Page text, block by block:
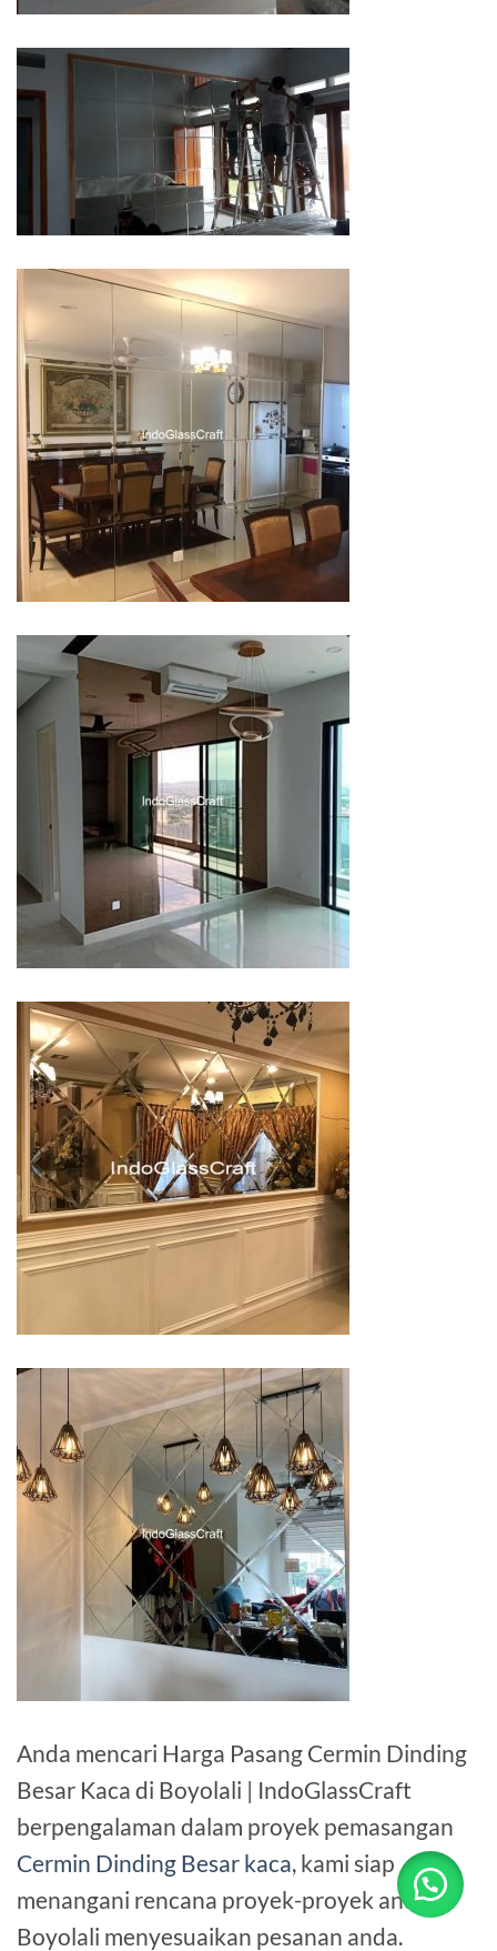
Anda mencari Harga Pasang Cermin Dinding
Besar Kaca di Boyolali | IndoGlassCraft
berpengalaman dalam proyek pemasangan
Cermin Dinding Besar kaca, kami siap
menangani rencana proyek-proyek anda di
Boyolali menyesuaikan pesanan anda.